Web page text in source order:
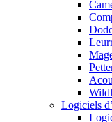
Logiciels